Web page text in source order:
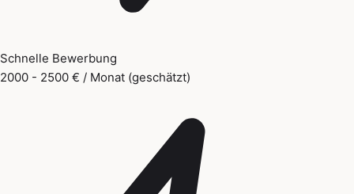
Schnelle Bewerbung
2000 - 2500 € / Monat (geschätzt)